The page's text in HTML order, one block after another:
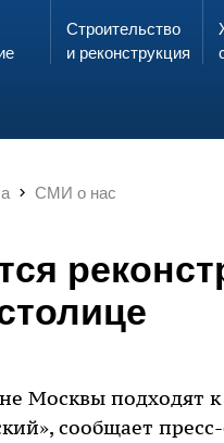
Строительство
и реконструкция
СМИ о нас
Москвы подходят
сообщает